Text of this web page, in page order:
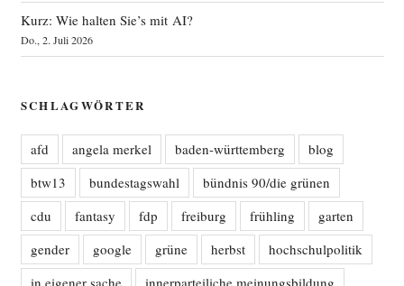
Kurz: Wie halten Sie’s mit AI?
Do., 2. Juli 2026
SCHLAGWÖRTER
afd angela merkel baden-württemberg
blog
btw13
bundestagswahl
bündnis 90/die grünen
cdu
fantasy fdp freiburg frühling
garten
gender
google grüne herbst
hochschulpolitik